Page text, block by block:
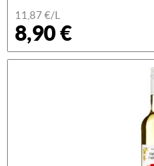
11,87 €/L
8,90 €